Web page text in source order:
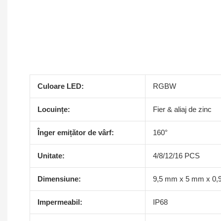
Culoare LED: RGBW
Locuințe: Fier & aliaj de zinc
Înger emițător de vârf: 160°
Unitate: 4/8/12/16 PCS
Dimensiune: 9,5 mm x 5 mm x
Impermeabil: IP68